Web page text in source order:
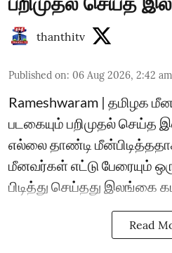
thanthitv
Published on: 06 Aug 2026, 2:42 am
Rameshwaram | தமிழக
படகையும் பறிமுதல் செய்த
எல்லை தாண்டி
மீனவர்கள் எட்டு பேரையும்
பிடித்து செய்தது இலங்கை
Read